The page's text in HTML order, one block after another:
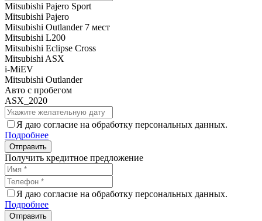
Mitsubishi Pajero Sport
Mitsubishi Pajero
Mitsubishi Outlander 7 мест
Mitsubishi L200
Mitsubishi Eclipse Cross
Mitsubishi ASX
i-MiEV
Mitsubishi Outlander
Авто с пробегом
ASX_2020
Я даю согласие на обработку персональных данных.
Подробнее
Получить кредитное предложение
Я даю согласие на обработку персональных данных.
Подробнее